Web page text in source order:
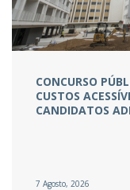
CONCURSO
CUSTOS
CANDIDATOS
7 Agosto, 2026